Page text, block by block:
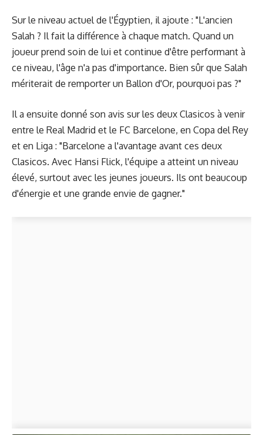
Sur le niveau actuel de l'Égyptien, il ajoute : "L'ancien
Salah ? Il fait la différence à chaque match. Quand un
joueur prend soin de lui et continue d'être performant à
ce niveau, l'âge n'a pas d'importance. Bien sûr que Salah
mériterait de remporter un Ballon d'Or, pourquoi pas ?"
Il a ensuite donné son avis sur les deux Clasicos à venir
entre le Real Madrid et le FC Barcelone, en Copa del Rey
et en Liga : "Barcelone a l'avantage avant ces deux
Clasicos. Avec Hansi Flick, l'équipe a atteint un niveau
élevé, surtout avec les jeunes joueurs. Ils ont beaucoup
d'énergie et une grande envie de gagner."